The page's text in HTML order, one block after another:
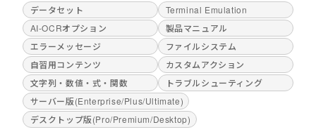
データセット
Terminal Emulation
AI-OCRオプション
製品マニュアル
エラーメッセージ
ファイルシステム
自習用コンテンツ
カスタムアクション
文字列・数値・式・関数
トラブルシューティング
サーバー版(Enterprise/Plus/Ultimate)
デスクトップ版(Pro/Premium/Desktop)